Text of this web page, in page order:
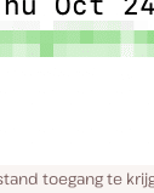
toegang te